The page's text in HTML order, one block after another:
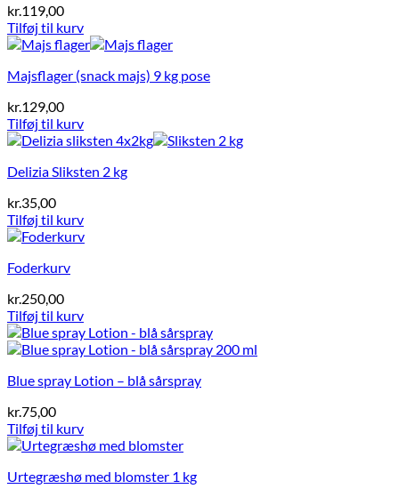
kr.119,00
Tilføj til kurv
Majsflager (snack majs) 9 kg pose
kr.129,00
Tilføj til kurv
Delizia Sliksten 2 kg
kr.35,00
Tilføj til kurv
Foderkurv
kr.250,00
Tilføj til kurv
Blue spray Lotion – blå sårspray
kr.75,00
Tilføj til kurv
Urtegræshø med blomster 1 kg